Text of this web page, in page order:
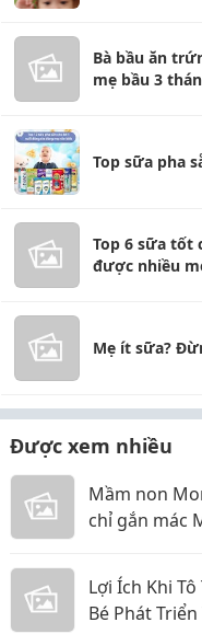
Bà bầu ăn
mẹ bầu 3
Top sữa pha
Top 6 sữa tốt
được nhiều
Mẹ ít sữa?
Được xem nhiều
Mầm non
chỉ gắn mác
Lợi Ích Khi
Bé Phát